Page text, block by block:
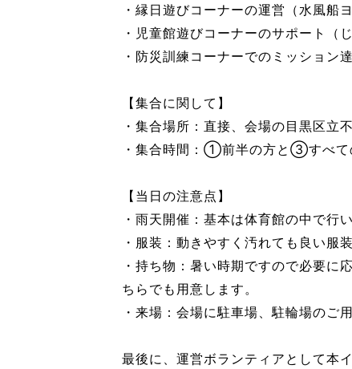
・縁日遊びコーナーの運営（水風船
・児童館遊びコーナーのサポート（
・防災訓練コーナーでのミッション
【集合に関して】
・集合場所：直接、会場の目黒区立
・集合時間：①前半の方と③すべて
【当⽇の注意点】
・雨天開催：基本は体育館の中で行
・服装：動きやすく汚れても良い服
・持ち物：暑い時期ですので必要に
ちらでも用意します。
・来場：会場に駐車場、駐輪場のご
最後に、運営ボランティアとして本